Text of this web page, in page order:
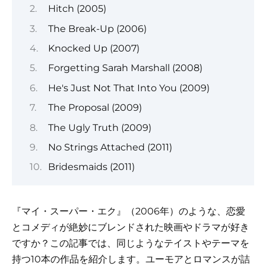
Hitch (2005)
The Break-Up (2006)
Knocked Up (2007)
Forgetting Sarah Marshall (2008)
He's Just Not That Into You (2009)
The Proposal (2009)
The Ugly Truth (2009)
No Strings Attached (2011)
Bridesmaids (2011)
『マイ・スーパー・エク』（2006年）のような、恋愛
とコメディが絶妙にブレンドされた映画やドラマが好き
ですか？この記事では、同じようなテイストやテーマを
持つ10本の作品を紹介します。ユーモアとロマンスが詰